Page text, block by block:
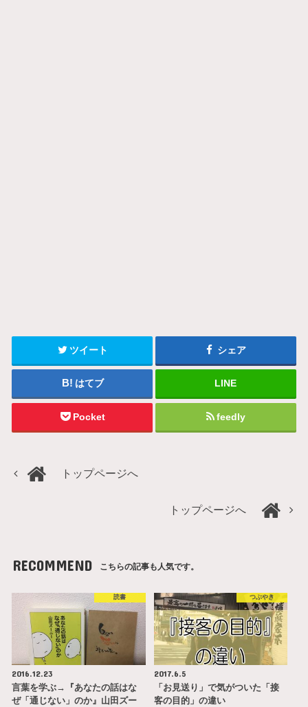
ツイート シェア
はてブ LINE
Pocket feedly
トップページへ
トップページへ
RECOMMEND こちらの記事も人気です。
読書
2016.12.23
言葉を学ぶ→『あなたの話はな
ぜ「通じない」のか』山田ズー
つぶやき
2017.6.5
「お見送り」で気がついた「接
客の目的」の違い